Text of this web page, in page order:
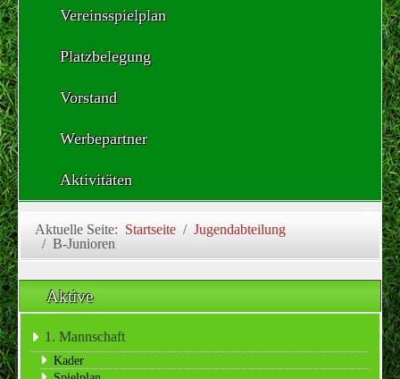
Vereinsspielplan
Platzbelegung
Vorstand
Werbepartner
Aktivitäten
Aktuelle Seite: Startseite
Jugendabteilung
B-Junioren
Aktive
1. Mannschaft
Kader